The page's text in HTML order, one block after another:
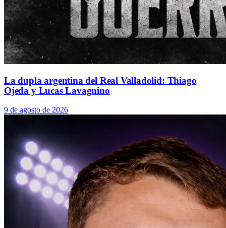
La dupla argentina del Real Valladolid: Thiago
Ojeda y Lucas Lavagnino
9 de agosto de 2026